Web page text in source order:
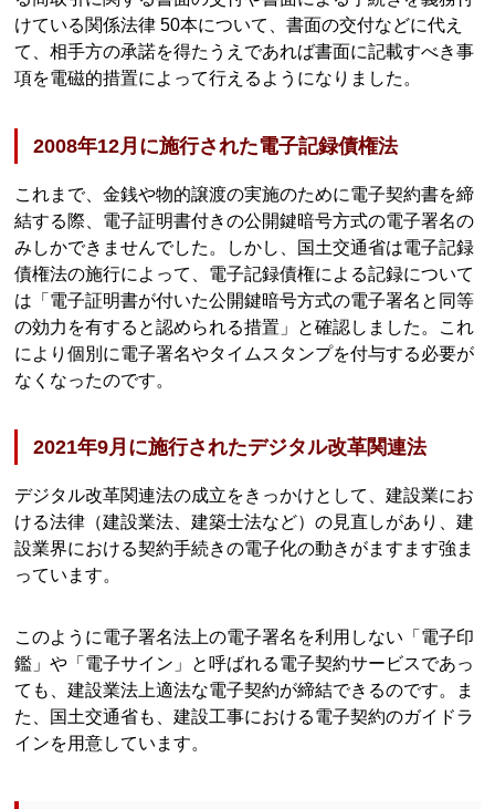
けている関係法律 50本について、書面の交付などに代え
て、相手方の承諾を得たうえであれば書面に記載すべき事
項を電磁的措置によって行えるようになりました。
2008年12月に施行された電子記録債権法
これまで、金銭や物的譲渡の実施のために電子契約書を締
結する際、電子証明書付きの公開鍵暗号方式の電子署名の
みしかできませんでした。しかし、国土交通省は電子記録
債権法の施行によって、電子記録債権による記録について
は「電子証明書が付いた公開鍵暗号方式の電子署名と同等
の効力を有すると認められる措置」と確認しました。これ
により個別に電子署名やタイムスタンプを付与する必要が
なくなったのです。
2021年9月に施行されたデジタル改革関連法
デジタル改革関連法の成立をきっかけとして、建設業にお
ける法律（建設業法、建築士法など）の見直しがあり、建
設業界における契約手続きの電子化の動きがますます強ま
っています。
このように電子署名法上の電子署名を利用しない「電子印
鑑」や「電子サイン」と呼ばれる電子契約サービスであっ
ても、建設業法上適法な電子契約が締結できるのです。ま
た、国土交通省も、建設工事における電子契約のガイドラ
インを用意しています。